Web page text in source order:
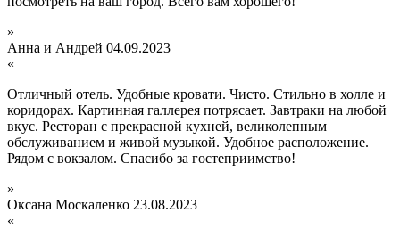
»
Анна и Андрей 04.09.2023
«
Отличный отель. Удобные кровати. Чисто. Стильно в холле и
коридорах. Картинная галлерея потрясает. Завтраки на любой
вкус. Ресторан с прекрасной кухней, великолепным
обслуживанием и живой музыкой. Удобное расположение.
Рядом с вокзалом. Спасибо за гостеприимство!
»
Оксана Москаленко 23.08.2023
«